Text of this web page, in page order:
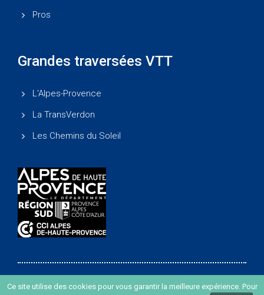
Pros
Grandes traversées VTT
L'Alpes-Provence
La TransVerdon
Les Chemins du Soleil
Copyright ©-Agence de développement des Alpes de
Ce site utilise des cookies pour vous garantir la meilleure expérience. Pour